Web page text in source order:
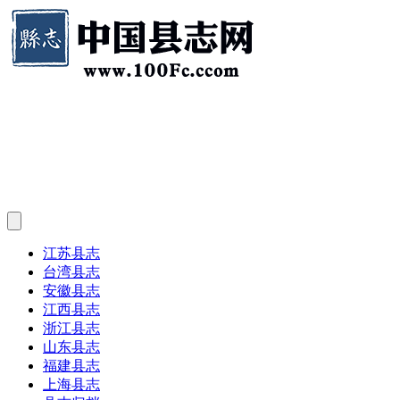
江苏县志
台湾县志
安徽县志
江西县志
浙江县志
山东县志
福建县志
上海县志